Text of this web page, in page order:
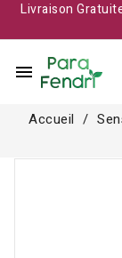
Livraison
menu
Accueil